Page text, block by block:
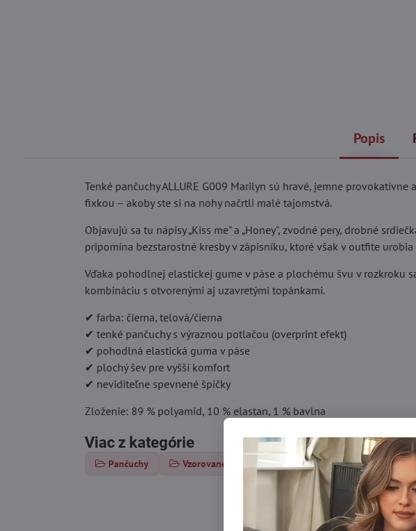
Popis
Tenké pančuchy ALLURE G009 Marilyn sú hravé, jemne
fixkou – akoby ste si na nohy načrtli malé tajomstvá.
Objavujú sa tu nápisy „Kiss me" a „Honey", zvodné pery, drobné
pripomína bezstarostné kresby v zápisníku, ktoré však v outfite
Vďaka pohodlnej elastickej gume v páse a plochému švu v rozkroku
kombináciu s otvorenými aj uzavretými topánkami.
✔ farba: čierna, telová/čierna
✔ tenké pančuchy s výraznou potlačou (overprint efekt)
✔ pohodlná elastická guma v páse
✔ plochý šev pre vyšší komfort
✔ neviditeľne spevnené špičky
Zloženie: 89 % polyamid, 10 % elastan, 1 % bavlna
Viac z kategórie
Pančuchy Vzorované pančuchy Tenké pančuchy
Facebook